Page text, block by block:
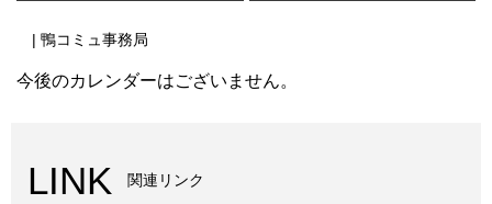
| 鴨コミュ事務局
今後のカレンダーはございません。
LINK 関連リンク